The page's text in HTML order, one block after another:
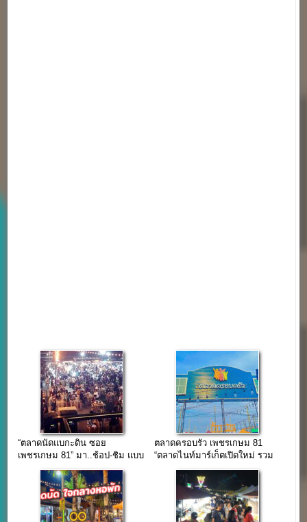
“ตลาดนัดแบกะดิน ซอย
เพชรเกษม 81” มา..ช้อป-ชิม แบบ
ตลาดครอบรัว เพชรเกษม 81
“ตลาดไนท์มาร์เก็ตเปิดใหม่ รวม
มากมาย”